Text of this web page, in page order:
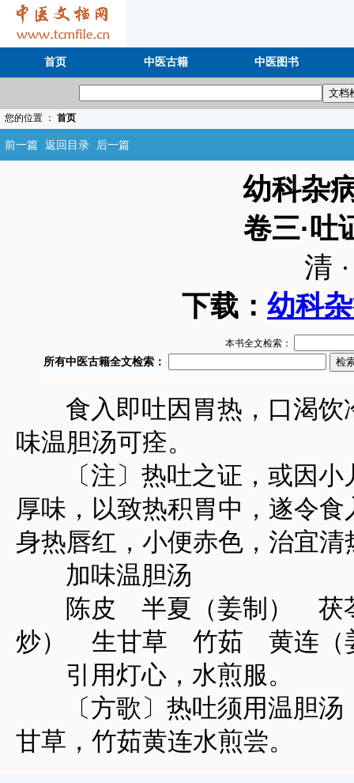
首页 中医古籍 中医图书
您的位置 ： 首页
前一篇 返回目录 后一篇
幼科杂
卷三·
清
下载： 幼科
本书全文检索：
食入即吐因胃热，口渴饮
味温胆汤可痊。
〔注〕热吐之证，或因小
厚味，以致热积胃中，遂令
身热唇红，小便赤色，治宜
加味温胆汤
陈皮 半夏（姜制） 茯
炒） 生甘草 竹茹 黄连（
引用灯心，水煎服。
〔方歌〕热吐须用温胆汤
甘草，竹茹黄连水煎尝。